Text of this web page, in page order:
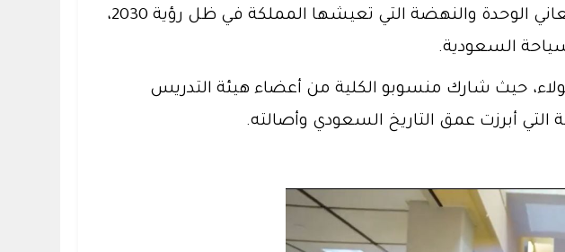
وأكد عميد الكلية الدكتور سلمان العتيبي أن هذه المناسبة العزيزة تجسد معاني الوحدة والنهضة التي تعيشها المملكة في ظل رؤية 2030،
السعودية.
حيث شارك منسوبو الكلية من أعضاء هيئة التدريس
التي أبرزت عمق التاريخ السعودي وأصالته.